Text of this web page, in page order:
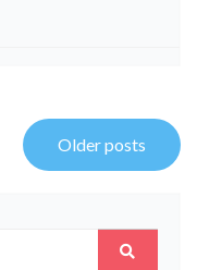
Older posts